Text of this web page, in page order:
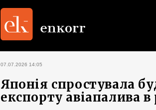
07.07.2026 14:05
Японія спростувала
експорту авіапалива в